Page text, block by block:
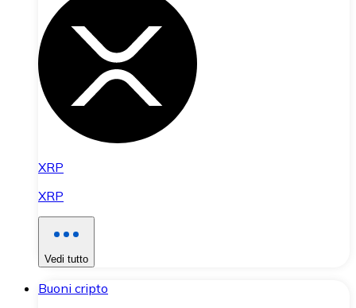
XRP
XRP
Vedi tutto
Buoni cripto